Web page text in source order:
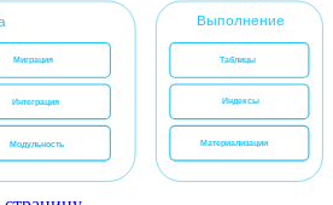
Выполнение
Таблицы
Индексы
Материализации
Миграция
Интеграция
Модульность